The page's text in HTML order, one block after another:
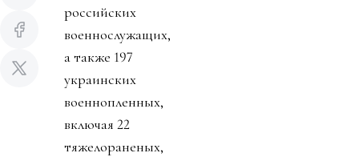
российских
военнослужащих,
а также 197
украинских
военнопленных,
включая 22
тяжелораненых,